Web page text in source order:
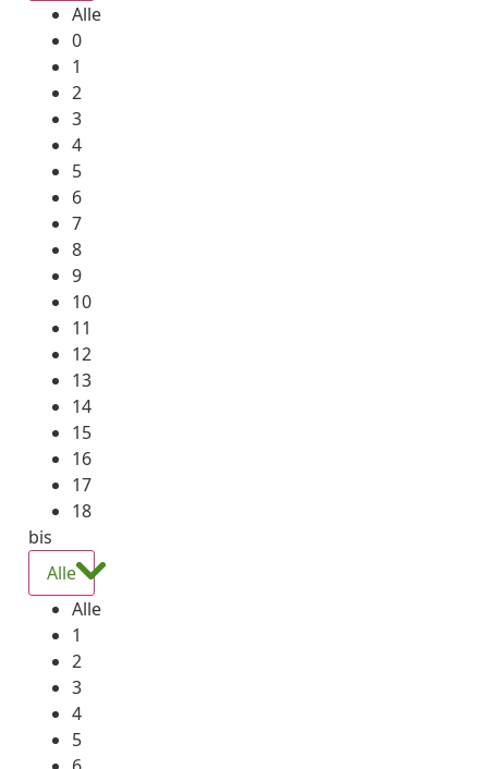
Alle
0
1
2
3
4
5
6
7
8
9
10
11
12
13
14
15
16
17
18
bis
Alle
Alle
1
2
3
4
5